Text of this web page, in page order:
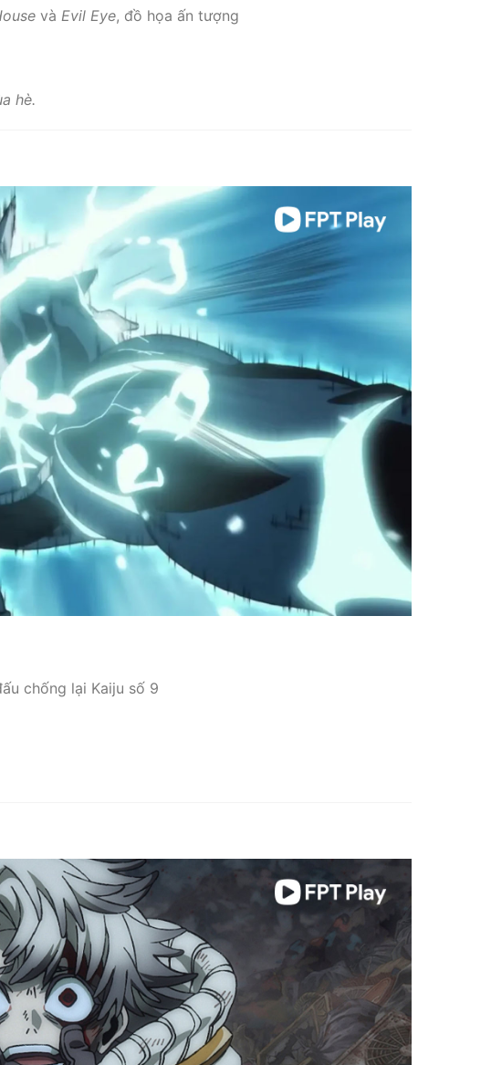
và Evil Eye, đồ họa ấn tượng
hè.
chống lại Kaiju số 9